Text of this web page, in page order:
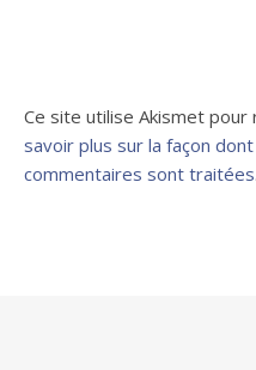
Ce site utilise Akismet pour
savoir plus sur la façon
commentaires sont traitées